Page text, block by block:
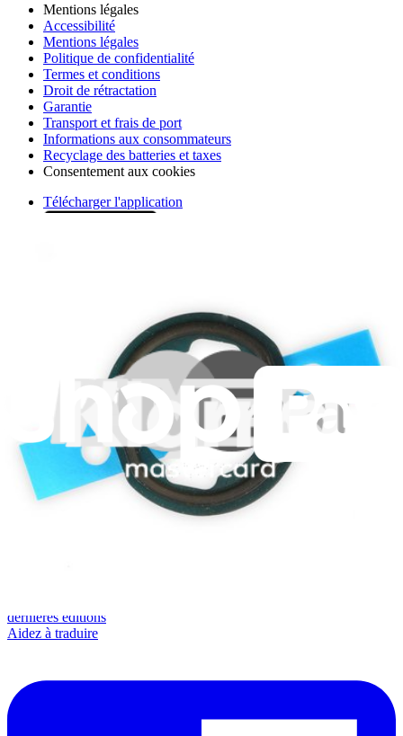
Mentions légales
Accessibilité
Mentions légales
Politique de confidentialité
Termes et conditions
Droit de rétractation
Garantie
Transport et frais de port
Informations aux consommateurs
Recyclage des batteries et taxes
Consentement aux cookies
Télécharger l'application
Je m'abonne à la newsletter
Apprenez quelque chose de nouveau chaque semaine
S'abonner
dernières éditions
Aidez à traduire